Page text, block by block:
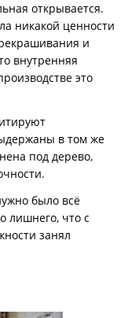
открывается.
никакой ценности
и
внутренняя
это
в том же
под дерево,
было всё
лишнего, что с
занял